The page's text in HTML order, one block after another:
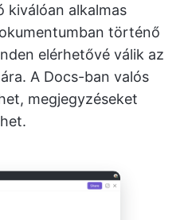
kiválóan alkalmas
történő
elérhetővé válik az
A Docs-ban valós
megjegyzéseket